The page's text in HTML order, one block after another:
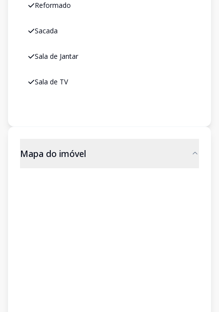
Reformado
Sacada
Sala de Jantar
Sala de TV
Mapa do imóvel